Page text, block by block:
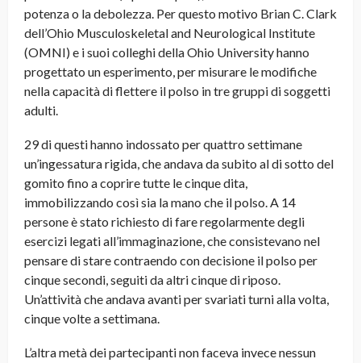
potenza o la debolezza. Per questo motivo Brian C. Clark
dell’Ohio Musculoskeletal and Neurological Institute
(OMNI) e i suoi colleghi della Ohio University hanno
progettato un esperimento, per misurare le modifiche
nella capacità di flettere il polso in tre gruppi di soggetti
adulti.
29 di questi hanno indossato per quattro settimane
un’ingessatura rigida, che andava da subito al di sotto del
gomito fino a coprire tutte le cinque dita,
immobilizzando così sia la mano che il polso. A 14
persone è stato richiesto di fare regolarmente degli
esercizi legati all’immaginazione, che consistevano nel
pensare di stare contraendo con decisione il polso per
cinque secondi, seguiti da altri cinque di riposo.
Un’attività che andava avanti per svariati turni alla volta,
cinque volte a settimana.
L’altra metà dei partecipanti non faceva invece nessun